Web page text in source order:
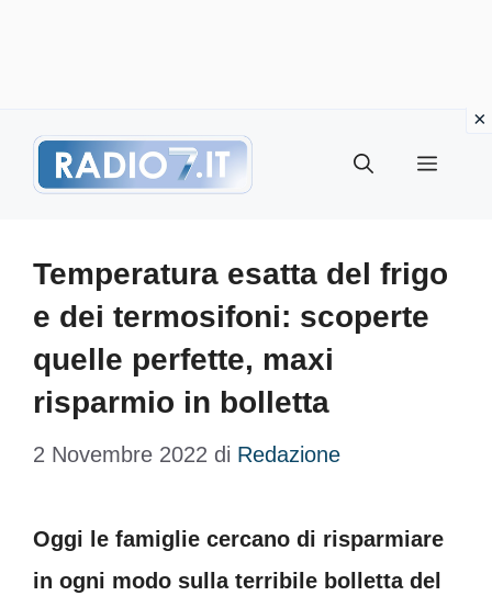
Menu
Temperatura esatta del frigo
e dei termosifoni: scoperte
quelle perfette, maxi
risparmio in bolletta
2 Novembre 2022 di Redazione
Oggi le famiglie cercano di risparmiare
in ogni modo sulla terribile bolletta del